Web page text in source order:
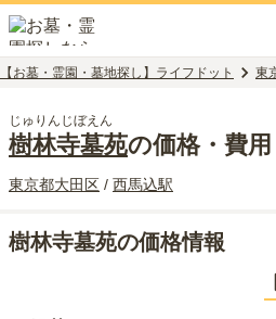
【お墓・霊園・墓地探し】ライフドット 東
じゅりんじぼえん
樹林寺墓苑の価格・費用
東京都大田区 / 西馬込駅
樹林寺墓苑の価格情報